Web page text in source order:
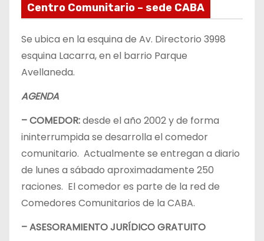
Centro Comunitario – sede CABA
Se ubica en la esquina de Av. Directorio 3998
esquina Lacarra, en el barrio Parque
Avellaneda.
AGENDA
– COMEDOR:desde el año 2002 y de forma
ininterrumpida se desarrolla el comedor
comunitario. Actualmente se entregan a diario
de lunes a sábado aproximadamente 250
raciones. El comedor es parte de la red de
Comedores Comunitarios de la CABA.
– ASESORAMIENTO JURÍDICO GRATUITO